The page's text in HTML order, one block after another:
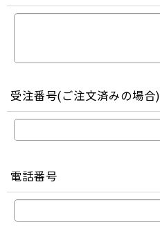
受注番号(ご注文済みの場合)
電話番号